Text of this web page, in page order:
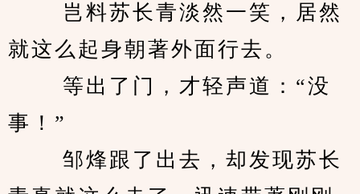
岂料苏长青淡然一笑，居然
就这么起身朝著外面行去。
等出了门，才轻声道：“没
事！”
邹烽跟了出去，却发现苏长